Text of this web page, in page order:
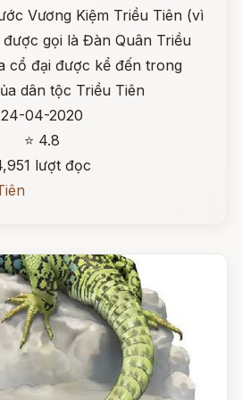
Vương Kiệm Triều Tiên (vì
gọi là Đàn Quân Triều
cổ đại được kể đến trong
dân tộc Triều Tiên
24-04-2020
⭐ 4.8
lượt đọc